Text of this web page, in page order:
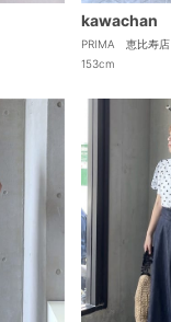
kawachan
PRIMA 恵比寿店
153cm